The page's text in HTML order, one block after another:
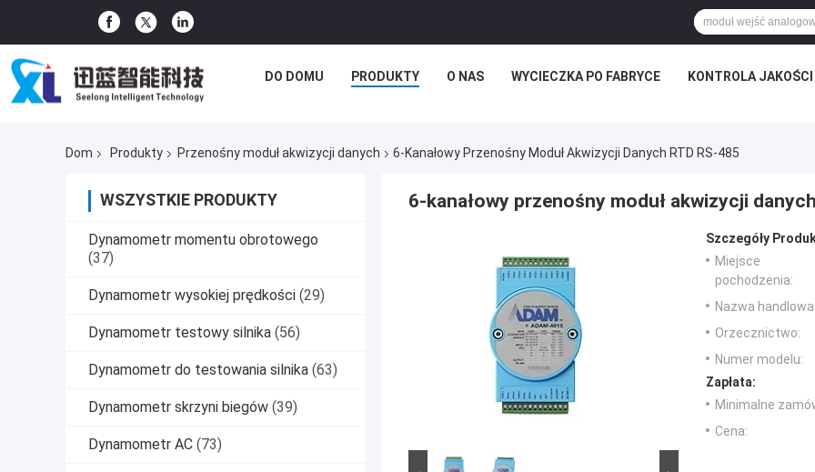
DO DOMU PRODUKTY O NAS WYCIECZKA PO FABRYCE KONTROLA JAKOŚCI
Dom Produkty Przenośny moduł akwizycji danych 6-Kanałowy Przenośny Moduł Akwizycji Danych RTD RS-485
WSZYSTKIE PRODUKTY
Dynamometr momentu obrotowego
(37)
Dynamometr wysokiej prędkości (29)
Dynamometr testowy silnika (56)
Dynamometr do testowania silnika (63)
Dynamometr skrzyni biegów (39)
Dynamometr AC (73)
6-kanałowy przenośny moduł akwizycji
Szczegóły
Miejsce
pochodzenia:
Nazwa
Orzecznictwo:
Numer modelu:
Zapłata:
Minimalne
Cena: